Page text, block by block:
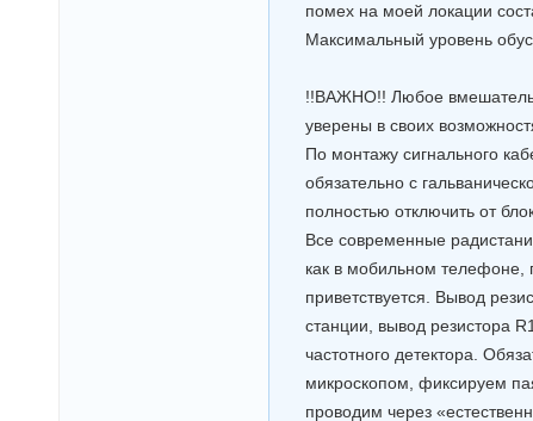
помех на моей локации
Максимальный уровень
!!ВАЖНО!! Любое
уверены в своих
По монтажу сигнального
обязательно с
полностью отключить от
Все современные
как в мобильном телефоне,
приветствуется. Вывод
станции, вывод резистора
частотного детектора.
микроскопом, фиксируем
проводим через